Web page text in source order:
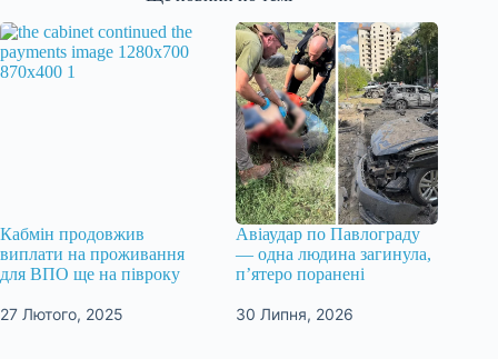
Кабмін продовжив
виплати на проживання
для ВПО ще на півроку
27 Лютого, 2025
Авіаудар по Павлограду
— одна людина загинула,
п’ятеро поранені
30 Липня, 2026